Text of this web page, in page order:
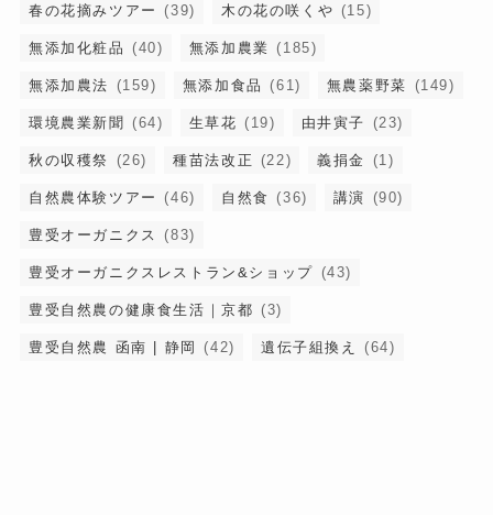
春の花摘みツアー (39) 木の花の咲くや (15)
無添加化粧品 (40) 無添加農業 (185)
無添加農法 (159) 無添加食品 (61) 無農薬野菜 (149)
環境農業新聞 (64) 生草花 (19) 由井寅子 (23)
秋の収穫祭 (26) 種苗法改正 (22) 義捐金 (1)
自然農体験ツアー (46) 自然食 (36) 講演 (90)
豊受オーガニクス (83)
豊受オーガニクスレストラン&ショップ (43)
豊受自然農の健康食生活｜京都 (3)
豊受自然農 函南 | 静岡 (42) 遺伝子組換え (64)